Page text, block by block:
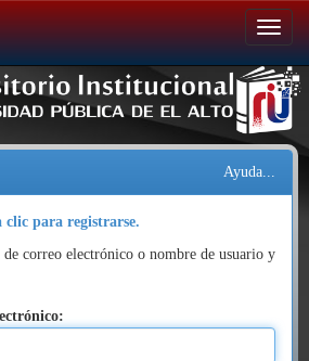
Ayuda...
clic para registrarse.
correo electrónico o nombre de usuario y